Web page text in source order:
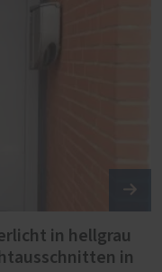
in hellgrau
in